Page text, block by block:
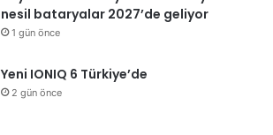
nesil bataryalar 2027’de geliyor
1 gün önce
Yeni IONIQ 6 Türkiye’de
2 gün önce